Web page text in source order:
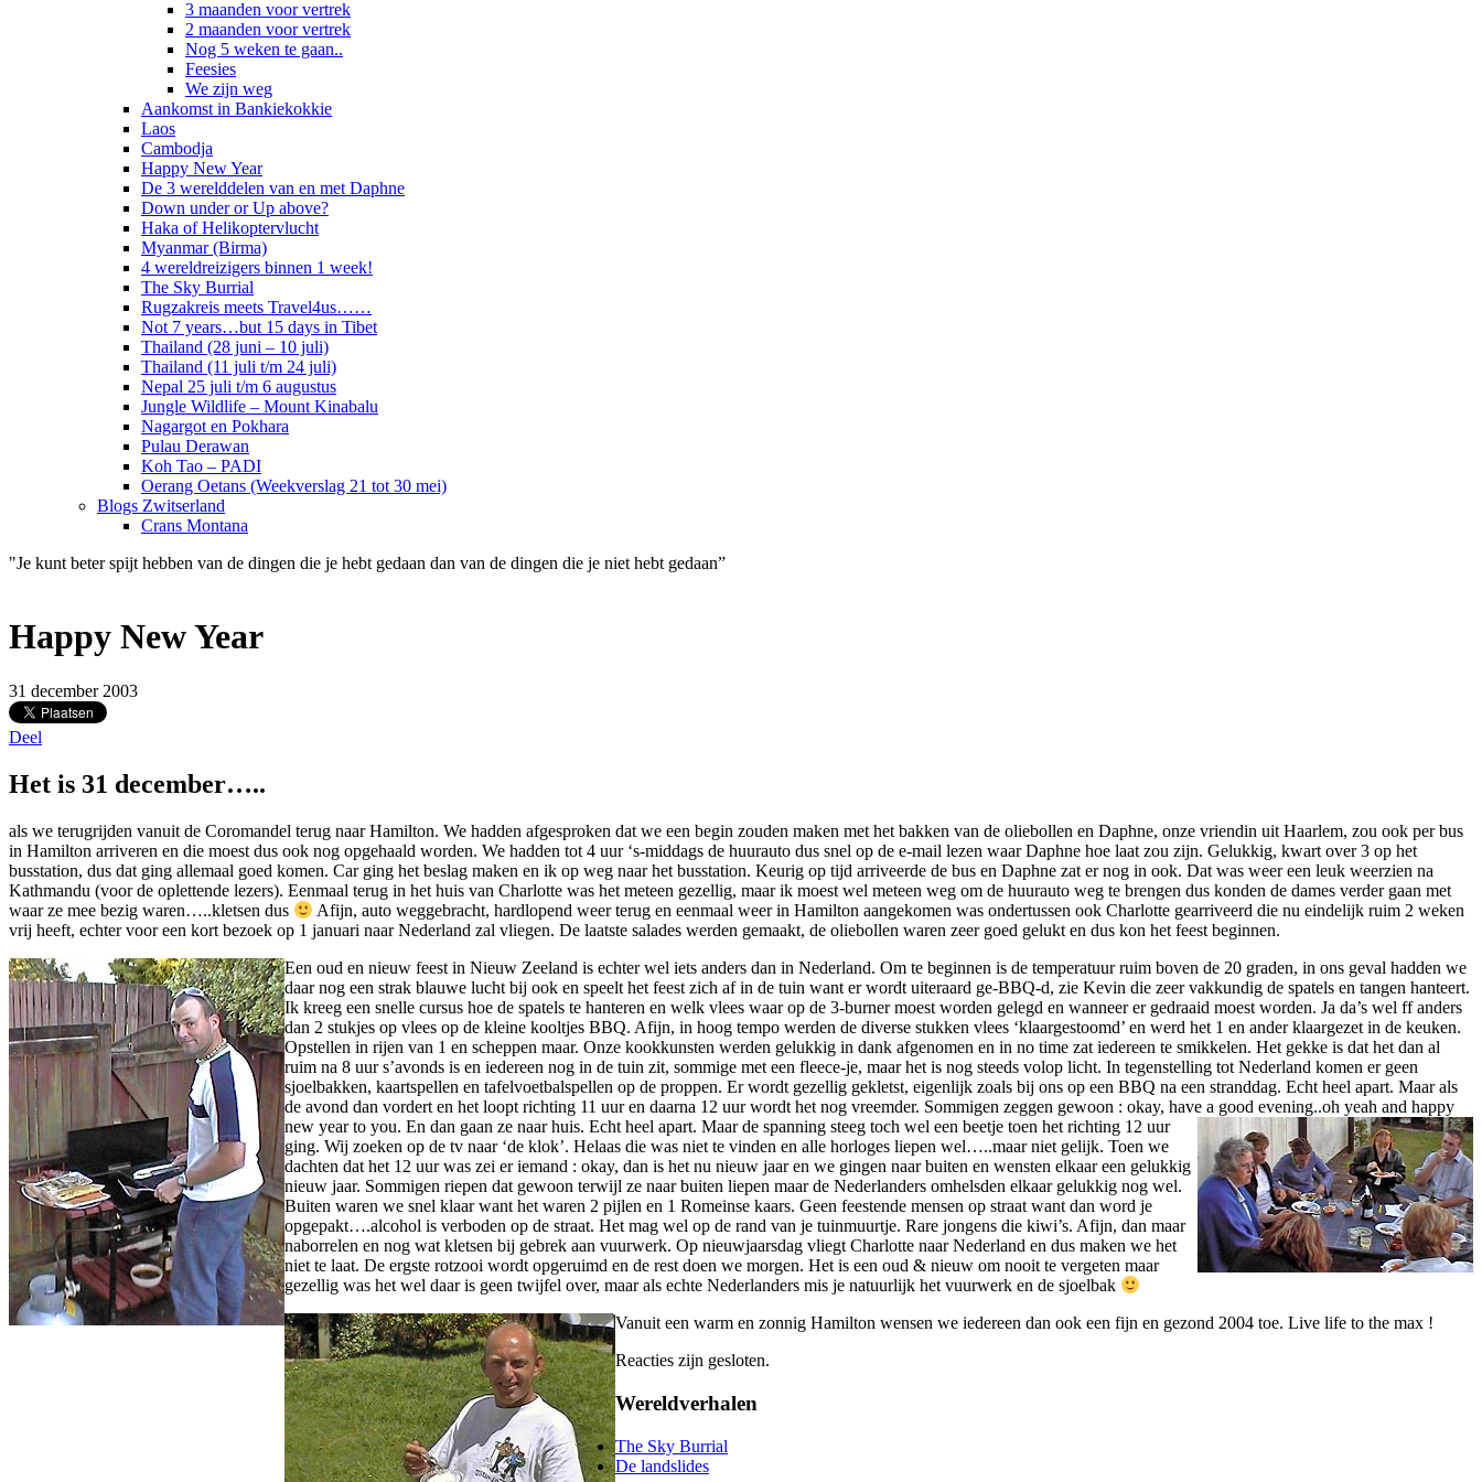
3 maanden voor vertrek
2 maanden voor vertrek
Nog 5 weken te gaan..
Feesies
We zijn weg
Aankomst in Bankiekokkie
Laos
Cambodja
Happy New Year
De 3 werelddelen van en met Daphne
Down under or Up above?
Haka of Helikoptervlucht
Myanmar (Birma)
4 wereldreizigers binnen 1 week!
The Sky Burrial
Rugzakreis meets Travel4us……
Not 7 years…but 15 days in Tibet
Thailand (28 juni – 10 juli)
Thailand (11 juli t/m 24 juli)
Nepal 25 juli t/m 6 augustus
Jungle Wildlife – Mount Kinabalu
Nagargot en Pokhara
Pulau Derawan
Koh Tao – PADI
Oerang Oetans (Weekverslag 21 tot 30 mei)
Blogs Zwitserland
Crans Montana
"Je kunt beter spijt hebben van de dingen die je hebt gedaan dan van de dingen die je niet hebt gedaan”
Happy New Year
31 december 2003
Deel
Het is 31 december…..
als we terugrijden vanuit de Coromandel terug naar Hamilton. We hadden afgesproken dat we een begin zouden maken met het bakken van de oliebollen en Daphne, onze vriendin uit Haarlem, zou ook per bus
in Hamilton arriveren en die moest dus ook nog opgehaald worden. We hadden tot 4 uur ‘s-middags de huurauto dus snel op de e-mail lezen waar Daphne hoe laat zou zijn. Gelukkig, kwart over 3 op het
busstation, dus dat ging allemaal goed komen. Car ging het beslag maken en ik op weg naar het busstation. Keurig op tijd arriveerde de bus en Daphne zat er nog in ook. Dat was weer een leuk weerzien na
Kathmandu (voor de oplettende lezers). Eenmaal terug in het huis van Charlotte was het meteen gezellig, maar ik moest wel meteen weg om de huurauto weg te brengen dus konden de dames verder gaan met
waar ze mee bezig waren…..kletsen dus
Afijn, auto weggebracht, hardlopend weer terug en eenmaal weer in Hamilton aangekomen was ondertussen ook Charlotte gearriveerd die nu eindelijk ruim 2 weken
vrij heeft, echter voor een kort bezoek op 1 januari naar Nederland zal vliegen. De laatste salades werden gemaakt, de oliebollen waren zeer goed gelukt en dus kon het feest beginnen.
Een oud en nieuw feest in Nieuw Zeeland is echter wel iets anders dan in Nederland. Om te beginnen is de temperatuur ruim boven de 20 graden, in ons geval hadden we
daar nog een strak blauwe lucht bij ook en speelt het feest zich af in de tuin want er wordt uiteraard ge-BBQ-d, zie Kevin die zeer vakkundig de spatels en tangen hanteert.
Ik kreeg een snelle cursus hoe de spatels te hanteren en welk vlees waar op de 3-burner moest worden gelegd en wanneer er gedraaid moest worden. Ja da’s wel ff anders
dan 2 stukjes op vlees op de kleine kooltjes BBQ. Afijn, in hoog tempo werden de diverse stukken vlees ‘klaargestoomd’ en werd het 1 en ander klaargezet in de keuken.
Opstellen in rijen van 1 en scheppen maar. Onze kookkunsten werden gelukkig in dank afgenomen en in no time zat iedereen te smikkelen. Het gekke is dat het dan al
ruim na 8 uur s’avonds is en iedereen nog in de tuin zit, sommige met een fleece-je, maar het is nog steeds volop licht. In tegenstelling tot Nederland komen er geen
sjoelbakken, kaartspellen en tafelvoetbalspellen op de proppen. Er wordt gezellig gekletst, eigenlijk zoals bij ons op een BBQ na een stranddag. Echt heel apart. Maar als
de avond dan vordert en het loopt richting 11 uur en daarna 12 uur wordt het nog vreemder. Sommigen zeggen gewoon : okay, have a good evening..oh yeah and happy
new year to you. En dan gaan ze naar huis. Echt heel apart. Maar de spanning steeg toch wel een beetje toen het richting 12 uur
ging. Wij zoeken op de tv naar ‘de klok’. Helaas die was niet te vinden en alle horloges liepen wel…..maar niet gelijk. Toen we
dachten dat het 12 uur was zei er iemand : okay, dan is het nu nieuw jaar en we gingen naar buiten en wensten elkaar een gelukkig
nieuw jaar. Sommigen riepen dat gewoon terwijl ze naar buiten liepen maar de Nederlanders omhelsden elkaar gelukkig nog wel.
Buiten waren we snel klaar want het waren 2 pijlen en 1 Romeinse kaars. Geen feestende mensen op straat want dan word je
opgepakt….alcohol is verboden op de straat. Het mag wel op de rand van je tuinmuurtje. Rare jongens die kiwi’s. Afijn, dan maar
naborrelen en nog wat kletsen bij gebrek aan vuurwerk. Op nieuwjaarsdag vliegt Charlotte naar Nederland en dus maken we het
niet te laat. De ergste rotzooi wordt opgeruimd en de rest doen we morgen. Het is een oud & nieuw om nooit te vergeten maar
gezellig was het wel daar is geen twijfel over, maar als echte Nederlanders mis je natuurlijk het vuurwerk en de sjoelbak
Vanuit een warm en zonnig Hamilton wensen we iedereen dan ook een fijn en gezond 2004 toe. Live life to the max !
Reacties zijn gesloten.
Wereldverhalen
The Sky Burrial
De landslides